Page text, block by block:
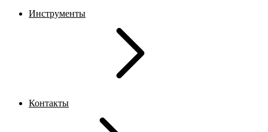
Инструменты
Контакты